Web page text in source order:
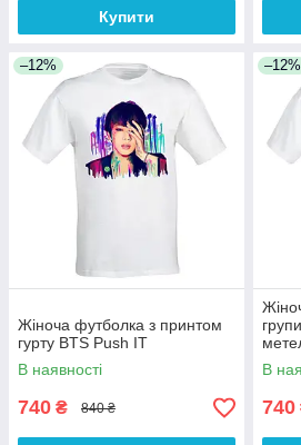
Купити
–12%
Жіноча футболка з принтом
гурту BTS Push IT
В наявності
740 ₴ 840 ₴
–12%
В
740